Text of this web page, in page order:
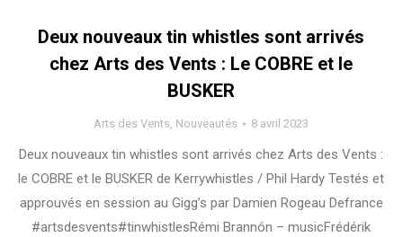
Deux nouveaux tin whistles sont arrivés
chez Arts des Vents : Le COBRE et le
BUSKER
Arts des Vents, Nouveautés 8 avril 2023
Deux nouveaux tin whistles sont arrivés chez Arts des Vents :
le COBRE et le BUSKER de Kerrywhistles / Phil Hardy Testés et
approuvés en session au Gigg’s par Damien Rogeau Defrance
#artsdesvents#tinwhistlesRémi Brannón – musicFrédérik